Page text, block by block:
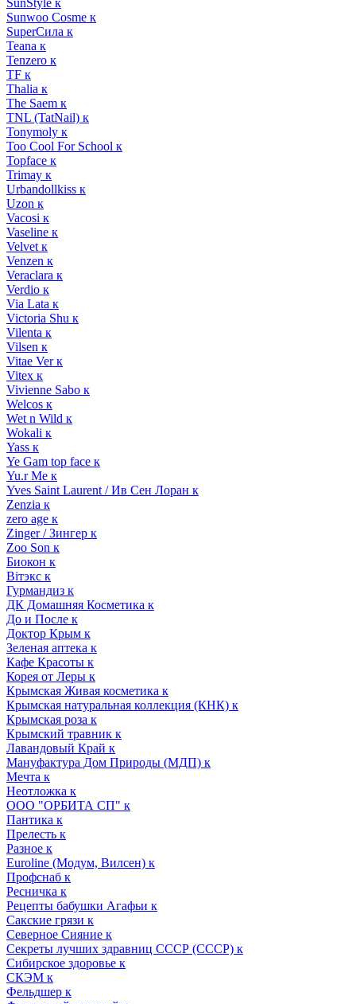
SunStyle к
Sunwoo Cosme к
SuperСила к
Teana к
Tenzero к
TF к
Thalia к
The Saem к
TNL (TatNail) к
Tonymoly к
Too Cool For School к
Topface к
Trimay к
Urbandollkiss к
Uzon к
Vacosi к
Vaseline к
Velvet к
Venzen к
Veraclara к
Verdio к
Via Lata к
Victoria Shu к
Vilenta к
Vilsen к
Vitae Ver к
Vitex к
Vivienne Sabo к
Welcos к
Wet n Wild к
Wokali к
Yass к
Ye Gam top face к
Yu.r Me к
Yves Saint Laurent / Ив Сен Лоран к
Zenzia к
zero age к
Zinger / Зингер к
Zoo Son к
Биокон к
Вiтэкс к
Гурмандиз к
ДК Домашняя Косметика к
До и После к
Доктор Крым к
Зеленая аптека к
Кафе Красоты к
Корея от Леры к
Крымская Живая косметика к
Крымская натуральная коллекция (КНК) к
Крымская роза к
Крымский травник к
Лавандовый Край к
Мануфактура Дом Природы (МДП) к
Мечта к
Неотложка к
ООО "ОРБИТА СП" к
Пантика к
Прелесть к
Разное к
Euroline (Модум, Вилсен) к
Профснаб к
Ресничка к
Рецепты бабушки Агафьи к
Сакские грязи к
Северное Сияние к
Секреты лучших здравниц СССР (СССР) к
Сибирское здоровье к
СКЭМ к
Фельдшер к